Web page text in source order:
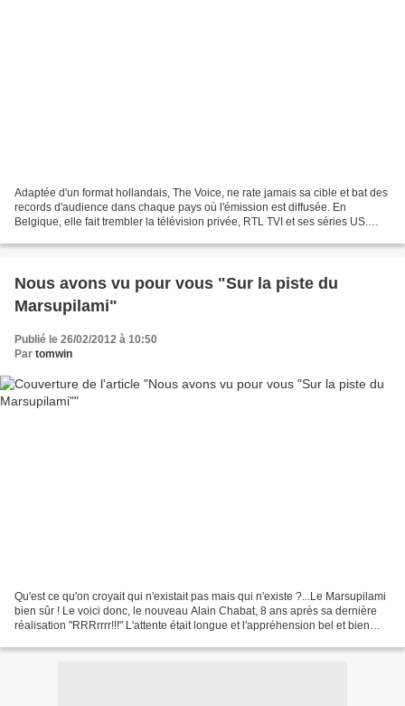
Adaptée d'un format hollandais, The Voice, ne rate jamais sa cible et bat des
records d'audience dans chaque pays où l'émission est diffusée. En
Belgique, elle fait trembler la télévision privée, RTL TVI et ses séries US.
Nous avons vu pour vous "Sur la piste du
Marsupilami"
Publié le 26/02/2012 à 10:50
Par tomwin
Qu'est ce qu'on croyait qui n'existait pas mais qui n'existe ?...Le Marsupilami
bien sûr ! Le voici donc, le nouveau Alain Chabat, 8 ans après sa dernière
réalisation "RRRrrrr!!!" L'attente était longue et l'appréhension bel et bien